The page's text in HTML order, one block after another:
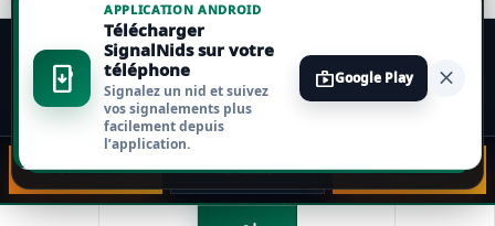
📞 Connexion 🗺️ Zone 💬 Connexion
install_mobile
APPLICATION ANDROID
Télécharger
SignalNids sur votre
téléphone
Signalez un nid et suivez
vos signalements plus
facilement depuis
l’application.
shopGoogle Play close
Tout accepter
Tout refuser